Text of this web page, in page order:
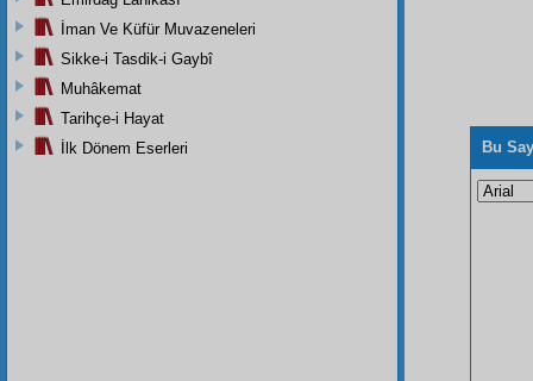
Bu
İman Ve Küfür Muvazeneleri
Sikke-i Tasdik-i Gaybî
Muhâkemat
Tarihçe-i Hayat
İlk Dönem Eserleri